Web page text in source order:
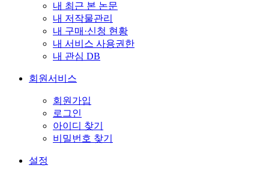
내 최근 본 논문
내 저작물관리
내 구매·신청 현황
내 서비스 사용권한
내 관심 DB
회원서비스
회원가입
로그인
아이디 찾기
비밀번호 찾기
설정